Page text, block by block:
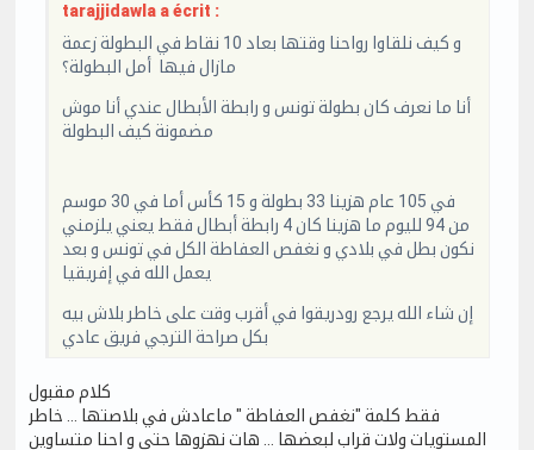
tarajjidawla a écrit :
و كيف نلقاوا رواحنا وقتها بعاد 10 نقاط في البطولة زعمة
مازال فيها أمل البطولة؟
أنا ما نعرف كان بطولة تونس و رابطة الأبطال عندي أنا موش
مضمونة كيف البطولة
في 105 عام هزينا 33 بطولة و 15 كأس أما في 30 موسم
من 94 لليوم ما هزينا كان 4 رابطة أبطال فقط يعني يلزمني
نكون بطل في بلادي و نغفص العفاطة الكل في تونس و بعد
يعمل الله في إفريقيا
إن شاء الله يرجع رودريقوا في أقرب وقت على خاطر بلاش بيه
بكل صراحة الترجي فريق عادي
كلام مقبول
فقط كلمة "نغفص العفاطة " ماعادش في بلاصتها … خاطر
المستويات ولات قراب لبعضها … هات نهزوها حتى و احنا متساوين